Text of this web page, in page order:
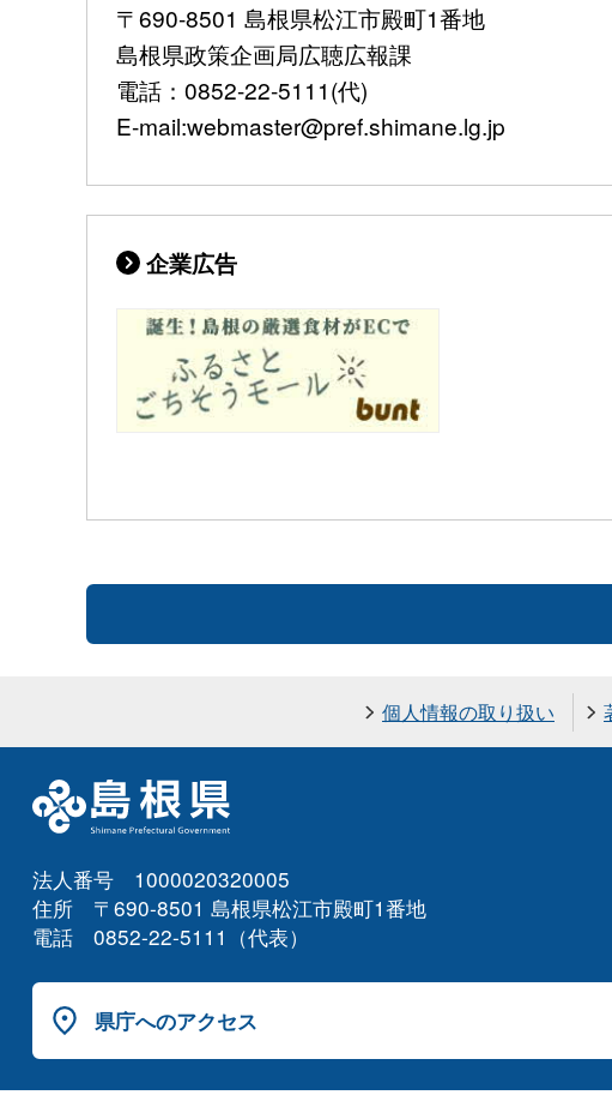
〒690-8501 島根県松江市殿町1番地
島根県政策企画局広聴広報課
電話：0852-22-5111(代)
E-mail:webmaster@pref.shimane.lg.jp
企業広告
個人情報の取り扱い
法人番号 1000020320005
住所 〒690-8501 島根県松江市殿町1番地
電話 0852-22-5111（代表）
県庁へのアクセス